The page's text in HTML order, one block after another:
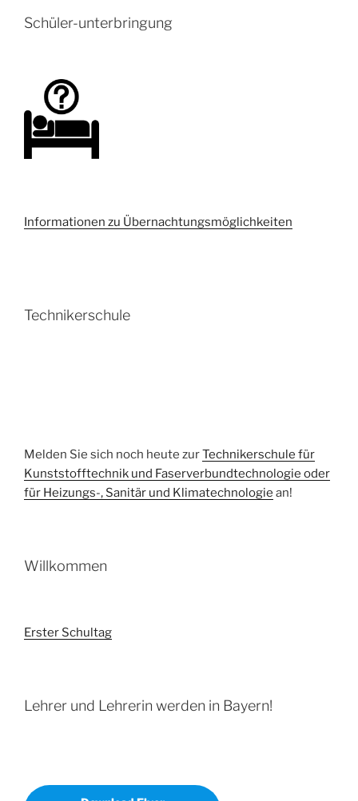
Schüler-unterbringung
Informationen zu Übernachtungsmöglichkeiten
Technikerschule
Melden Sie sich noch heute zurTechnikerschule für
Kunststofftechnik und Faserverbundtechnologie oder
für Heizungs-, Sanitär und Klimatechnologie an!
Willkommen
Erster Schultag
Lehrer und Lehrerin werden in Bayern!